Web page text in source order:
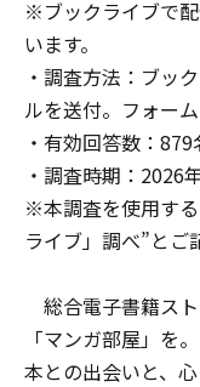
※ブックライブで
います。
・調査方法：ブッ
ルを送付。フォーム
・有効回答数：879
・調査時期：2026
※本調査を使用す
ライブ」調べ”とご
総合電子書籍ス
「マンガ部屋」を
本との出会いと、